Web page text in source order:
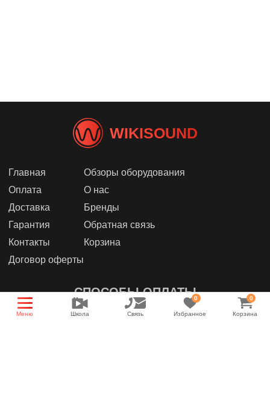
WIKISOUND
Главная
Оплата
Доставка
Гарантия
Контакты
Договор оферты
Обзоры оборудования
О нас
Бренды
Обратная связь
Корзина
СПОСОБЫ ОПЛАТЫ
Меню Школа Связь
0
Избранное
0
Корзина